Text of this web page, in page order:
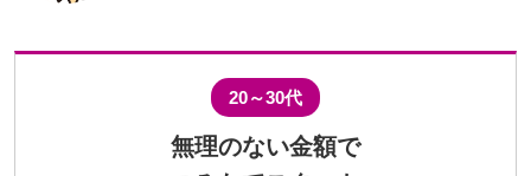
20～30代
無理のない金額で